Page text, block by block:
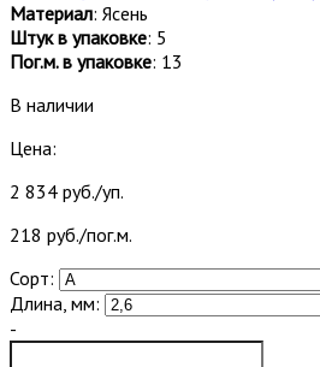
Материал: Ясень
Штук в упаковке: 5
Пог.м. в упаковке: 13
В наличии
Цена:
2 834 руб./уп.
218 руб./пог.м.
Сорт:
Длина, мм:
-